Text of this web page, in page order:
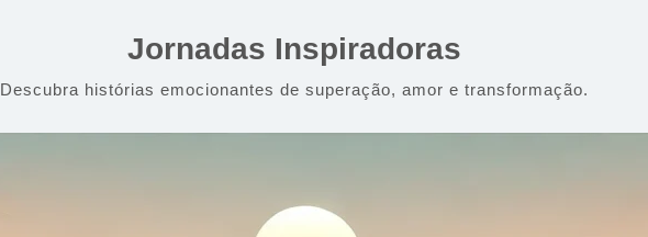
Jornadas Inspiradoras
Descubra histórias emocionantes de superação, amor e transformação.